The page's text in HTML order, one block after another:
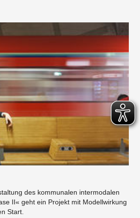
des kommunalen intermodalen
II« geht ein Projekt mit Modellwirkung
Start.